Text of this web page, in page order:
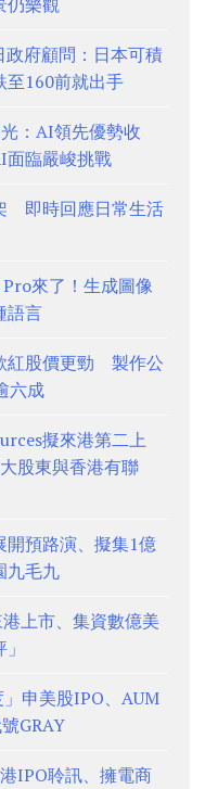
府顧問：日本可積
至160前就出手
：AI領先優勢收
臨嚴峻挑戰
即時回應日常生活
來了！生成圖像
語言
紅股價更勁 製作公
六成
擬來港第二上
股東與香港有聯
開預路演、擬集1億
毛九
上市、集資數億美
申美股IPO、AUM
GRAY
IPO聆訊、擁電商